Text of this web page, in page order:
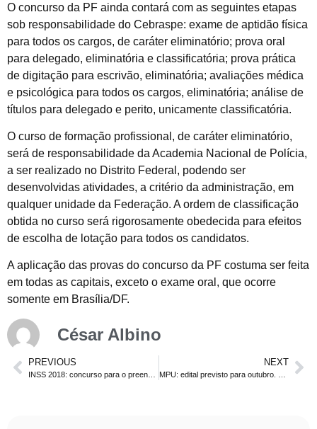
O concurso da PF ainda contará com as seguintes etapas
sob responsabilidade do Cebraspe: exame de aptidão física
para todos os cargos, de caráter eliminatório; prova oral
para delegado, eliminatória e classificatória; prova prática
de digitação para escrivão, eliminatória; avaliações médica
e psicológica para todos os cargos, eliminatória; análise de
títulos para delegado e perito, unicamente classificatória.
O curso de formação profissional, de caráter eliminatório,
será de responsabilidade da Academia Nacional de Polícia,
a ser realizado no Distrito Federal, podendo ser
desenvolvidas atividades, a critério da administração, em
qualquer unidade da Federação. A ordem de classificação
obtida no curso será rigorosamente obedecida para efeitos
de escolha de lotação para todos os candidatos.
A aplicação das provas do concurso da PF costuma ser feita
em todas as capitais, exceto o exame oral, que ocorre
somente em Brasília/DF.
César Albino
PREVIOUS NEXT